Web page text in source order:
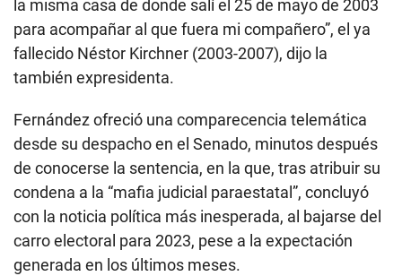
la misma casa de donde salí el 25 de mayo de 2003
para acompañar al que fuera mi compañero”, el ya
fallecido Néstor Kirchner (2003-2007), dijo la
también expresidenta.
Fernández ofreció una comparecencia telemática
desde su despacho en el Senado, minutos después
de conocerse la sentencia, en la que, tras atribuir su
condena a la “mafia judicial paraestatal”, concluyó
con la noticia política más inesperada, al bajarse del
carro electoral para 2023, pese a la expectación
generada en los últimos meses.